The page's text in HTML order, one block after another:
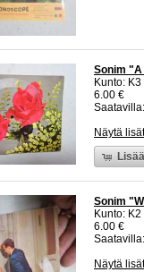
Sonim
Kunto:
6.00 €
Näytä
Sonim
Kunto:
6.00 €
Näytä